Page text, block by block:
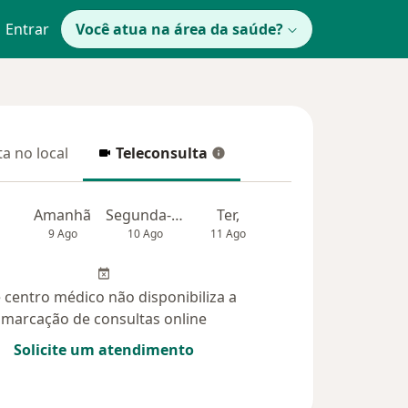
Entrar Você atua na área da saúde?
no local
no local Teleconsulta
Teleconsulta
Amanhã
9 Ago
Segunda-feira
10 Ago
Ter,
11 Ago
centro médico não disponibiliza a
marcação de consultas online
Solicite um atendimento